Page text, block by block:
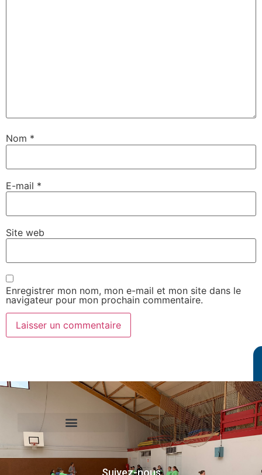
Nom *
E-mail *
Site web
Enregistrer mon nom, mon e-mail et mon site dans le
navigateur pour mon prochain commentaire.
Suivez-nous